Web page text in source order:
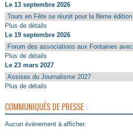
Le 13 septembre 2026
Tours en Fête se réunit pour la 8ème
Plus de détails
Le 19 septembre 2026
Forum des associations aux Fontaines
Plus de détails
Le 23 mars 2027
Assises du Journalisme 2027
Plus de détails
COMMUNIQUÉS DE PRESSE :
Aucun évènement à afficher.